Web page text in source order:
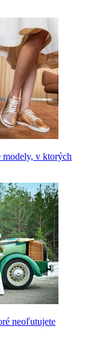
modely, v ktorých
neoľutujete